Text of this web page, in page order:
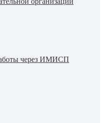
через ИМИСП